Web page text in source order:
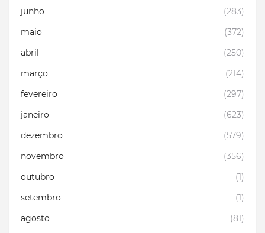
junho
(283)
maio
(372)
abril
(250)
março
(214)
fevereiro
(297)
janeiro
(623)
dezembro
(579)
novembro
(356)
outubro
(1)
setembro
(1)
agosto
(81)